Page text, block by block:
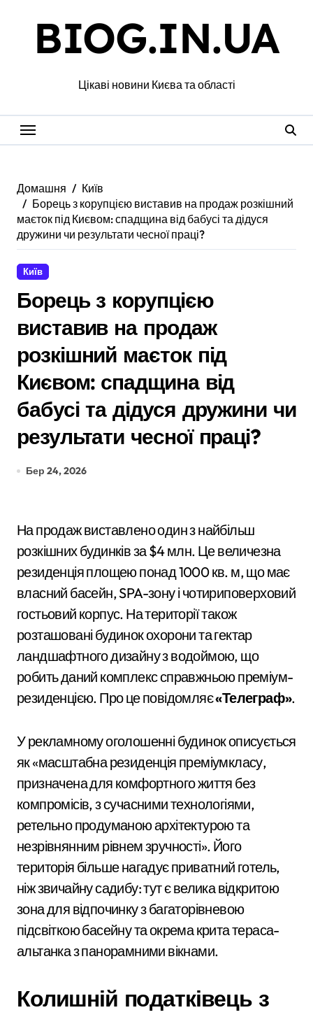
BIOG.IN.UA
Цікаві новини Києва та області
Домашня
Київ
Борець з корупцією виставив на продаж розкішний
маєток під Києвом: спадщина від бабусі та дідуся
дружини чи результати чесної праці?
Київ
Борець з корупцією
виставив на продаж
розкішний маєток під
Києвом: спадщина від
бабусі та дідуся дружини чи
результати чесної праці?
Бер 24, 2026
На продаж виставлено один з найбільш
розкішних будинків за $4 млн. Це величезна
резиденція площею понад 1000 кв. м, що має
власний басейн, SPA-зону і чотириповерховий
гостьовий корпус. На території також
розташовані будинок охорони та гектар
ландшафтного дизайну з водоймою, що
робить даний комплекс справжньою преміум-
резиденцією. Про це повідомляє«Телеграф».
У рекламному оголошенні будинок описується
як «масштабна резиденція преміумкласу,
призначена для комфортного життя без
компромісів, з сучасними технологіями,
ретельно продуманою архітектурою та
незрівнянним рівнем зручності». Його
територія більше нагадує приватний готель,
ніж звичайну садибу: тут є велика відкритою
зона для відпочинку з багаторівневою
підсвіткою басейну та окрема крита тераса-
альтанка з панорамними вікнами.
Колишній податківець з